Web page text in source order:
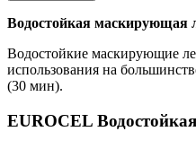
Водостойкая маскирующая
Водостойкие маскирующие
использования на
(30 мин).
EUROCEL